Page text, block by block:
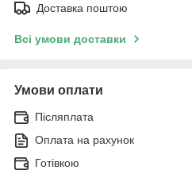
Доставка поштою
Всі умови доставки
Умови оплати
Післяплата
Оплата на рахунок
Готівкою